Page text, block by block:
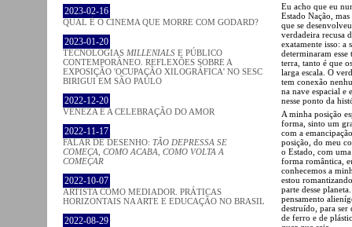
2023-02-16
QUAL É O CINEMA QUE MORRE COM GODARD?
2023-01-20
TECNOLOGIAS MILLENIALS E PÚBLICO
CONTEMPORÂNEO. REFLEXÕES SOBRE A
EXPOSIÇÃO 'OCUPAÇÃO XILOGRÁFICA' NO SESC
BIRIGUI EM SÃO PAULO
2022-12-20
VENEZA E A CELEBRAÇÃO DO AMOR
2022-11-17
FALAR DE DESENHO: TÃO DEPRESSA SE
COMEÇA, COMO ACABA, COMO VOLTA A
COMEÇAR
2022-10-07
ARTISTA COMO MEDIADOR. PRÁTICAS
HORIZONTAIS NA ARTE E EDUCAÇÃO NO BRASIL
2022-08-29
Eu acho que eu
Estado Nação,
que se
verdadeira recusa
exatamente isso: a
determinaram
terra, tanto é que
larga escala. O
tem conexão
na nave espacial
nesse ponto da
A minha posição
forma, sinto um
com a
posição, do meu
o Estado, com
forma romântica,
conhecemos a
estou
parte desse
pensamento
destruído, para ser
de ferro e de